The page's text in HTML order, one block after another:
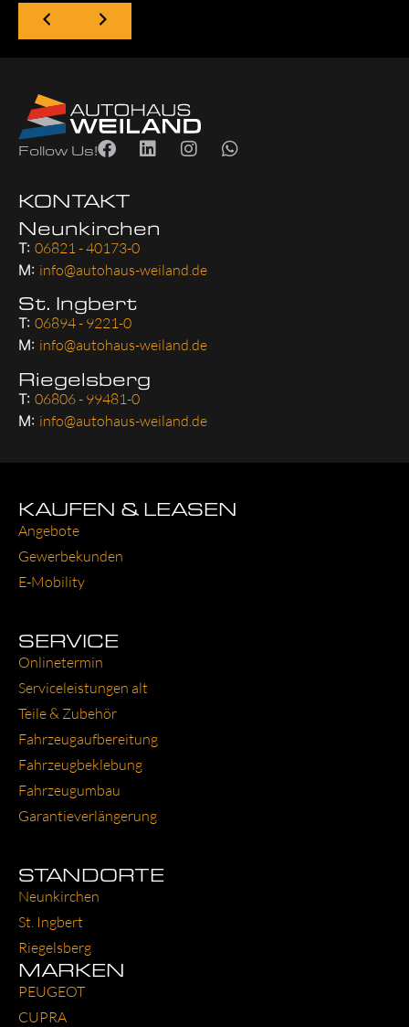
Follow Us!
KONTAKT
Neunkirchen
T: 06821 - 40173-0
M: info@autohaus-weiland.de
St. Ingbert
T: 06894 - 9221-0
M: info@autohaus-weiland.de
Riegelsberg
T: 06806 - 99481-0
M: info@autohaus-weiland.de
KAUFEN & LEASEN
Ange­bo­te
Gewer­be­kun­den
E‑Mobility
SERVICE
Online­ter­min
Ser­vice­leis­tun­gen alt
Tei­le & Zube­hör
Fahr­zeug­auf­be­rei­tung
Fahr­zeug­be­kle­bung
Fahr­zeug­um­bau
Garantie­verlängerung
STANDORTE
Neun­kir­chen
St. Ing­bert
Rie­gels­berg
MARKEN
PEU­GEOT
CUP­RA